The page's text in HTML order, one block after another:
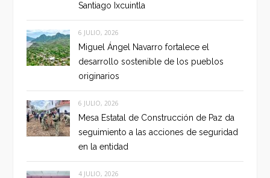
Santiago Ixcuintla
6 JULIO, 2026
Miguel Ángel Navarro fortalece el
desarrollo sostenible de los pueblos
originarios
6 JULIO, 2026
Mesa Estatal de Construcción de Paz da
seguimiento a las acciones de seguridad
en la entidad
4 JULIO, 2026